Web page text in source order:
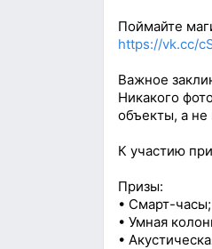
Поймайте
https://vk.cc/
Важное
Никакого
объекты, а
К участию
Призы:
• Смарт-часы;
• Умная
•